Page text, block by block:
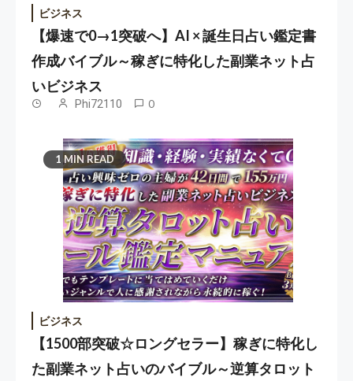
ビジネス
【爆速で0→1突破へ】AI × 誕生日占い鑑定書
作成バイブル～稼ぎに特化した副業ネット占
いビジネス
Phi72110 0
1 MIN READ
ビジネス
【1500部突破☆ロングセラー】稼ぎに特化し
た副業ネット占いのバイブル～逆算タロット